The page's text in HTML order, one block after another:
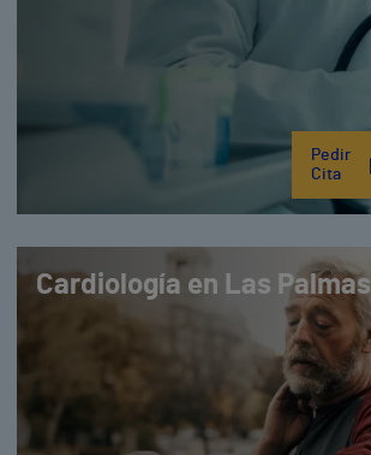
Pedir
Cita
Cardiología en Las Palmas